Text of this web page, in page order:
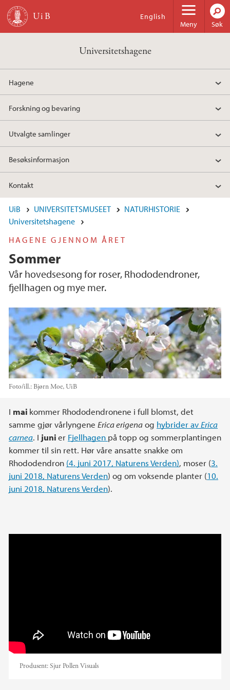
Hopp til hovedinnhold
Meny
English
Søk
Universitetshagene
Hagene
Forskning og bevaring
Utvalgte samlinger
Besøksinformasjon
Kontakt
UiB UNIVERSITETSMUSEET
NATURHISTORIE
Universitetshagene
HAGENE GJENNOM ÅRET
Sommer
Vår hovedsesong for roser, Rhododendroner,
fjellhagen og mye mer.
Foto/ill.: Bjørn Moe, UiB
Hovedinnhold
I mai kommer Rhododendronene i full blomst, det
samme gjør vårlyngene Erica erigenaog hybrider avErica
carnea. I junier Fjellhagen på topp og sommerplantingen
kommer til sin rett. Hør våre ansatte snakke om
Rhododendron (4. juni 2017, Naturens Verden), moser (3.
juni 2018, Naturens Verden) og om voksende planter (10.
juni 2018, Naturens Verden).
Produsent:Sjur Pollen Visuals